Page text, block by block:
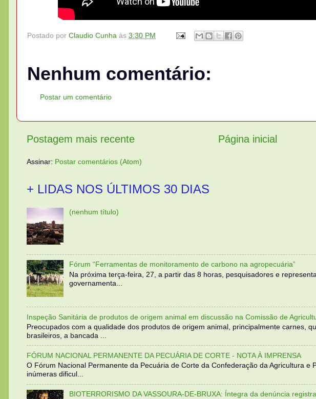
Postado por Claudio Cunha às 3:30 PM
Nenhum comentário:
Postar um comentário
Postagem mais recente Página inicial
Assinar: Postar comentários (Atom)
+ LIDAS NOS ÚLTIMOS 30 DIAS
(nenhum título)
Fórum “Ferramentas de monitoramento de carbono na agropecuária”
Na próxima terça-feira, 27, a partir das 8 horas, pesquisadores e
governamenta...
Inspeção Sanitária de produtos de origem animal em discussão na Comissão de
Preocupados com a qualidade dos produtos de origem animal, principalmente carnes,
brasileiros, a bancada ...
FÓRUM NACIONAL PERMANENTE DA PECUÁRIA DE CORTE - NOTA À IMPRENSA
O Fórum Nacional Permanente da Pecuária de Corte da Confederação da Agricultura e
inúmeras dificul...
BIOTERRORISMO DA VASSOURA-DE-BRUXA: Íntegra da denúncia